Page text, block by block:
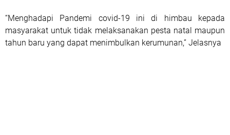
“Menghadapi Pandemi covid-19 ini di himbau kepada
masyarakat untuk tidak melaksanakan pesta natal maupun
tahun baru yang dapat menimbulkan kerumunan,” Jelasnya